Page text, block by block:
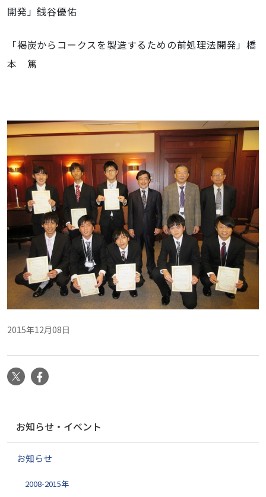
開発」銭谷優佑
「褐炭からコークスを製造するための前処理法開発」橋
本 篤
2015年12月08日
X
ゲ
お知らせ・イベント
お知らせ
2008-2015年